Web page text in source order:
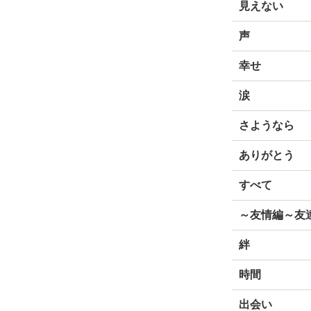
見えない
声
幸せ
涙
さようなら
ありがとう
すべて
～友情編～友
絆
時間
出会い